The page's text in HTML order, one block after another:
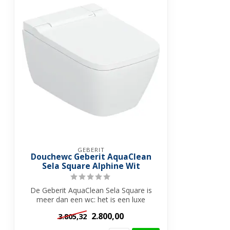
GEBERIT
Douchewc Geberit AquaClean
Sela Square Alphine Wit
De Geberit AquaClean Sela Square is
meer dan een wc: het is een luxe
douche-wc d...
3.805,32 2.800,00